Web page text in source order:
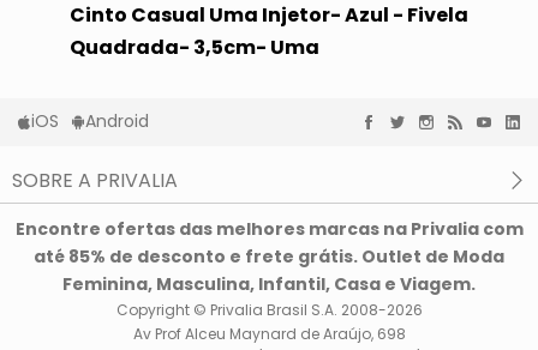
Cinto Casual Uma Injetor- Azul - Fivela
Quadrada- 3,5cm- Uma
iOS Android
SOBRE A PRIVALIA
Privacidade e Cookies
Condições de uso
Encontre ofertas das melhores marcas na Privalia com
até 85% de desconto e frete grátis. Outlet de Moda
Feminina, Masculina, Infantil, Casa e Viagem.
Copyright © Privalia Brasil S.A. 2008-2026
Av Prof Alceu Maynard de Araújo, 698